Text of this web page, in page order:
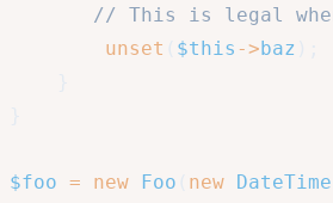
// This is legal
unset
$this ->baz
$foo = new Foo new DateTime